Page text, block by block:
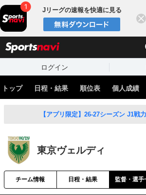
Jリーグの速報を快適に見る
ログイン
トップ 日程・結果 順位表 個人成績
【アプリ限定】26-27シーズン J1戦
東京ヴェルディ
チーム情報 日程・結果 監督・選手